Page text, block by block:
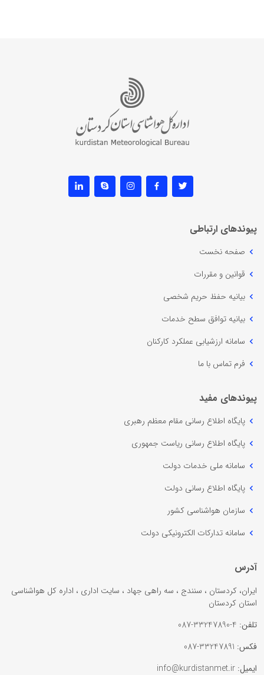
پیوندهای ارتباطی
صفحه نخست
قوانین و مقررات
بیانیه حفظ حریم شخصی
بیانیه توافق سطح خدمات
سامانه ارزشیابی عملکرد کارکنان
فرم تماس با ما
پیوندهای مفید
پایگاه اطلاع رسانی مقام معظم رهبری
پایگاه اطلاع رسانی ریاست جمهوری
سامانه ملی خدمات دولت
پایگاه اطلاع رسانی دولت
سازمان هواشناسی کشور
سامانه تدارکات الکترونیکی دولت
آدرس
ایران، کردستان ، سنندج ، سه راهی جهاد ، سایت اداری ، اداره کل هواشناسی
استان کردستان
تلفن:
فکس:
ایمیل: